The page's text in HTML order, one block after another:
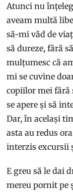
Atunci nu
aveam multă
să-mi văd de
să dureze, fără
mulțumesc că
mi se cuvine
copiilor mei fără
se apere și să
Dar, în același
asta au redus
interzis excursii
E greu să le dai
mereu pornit pe